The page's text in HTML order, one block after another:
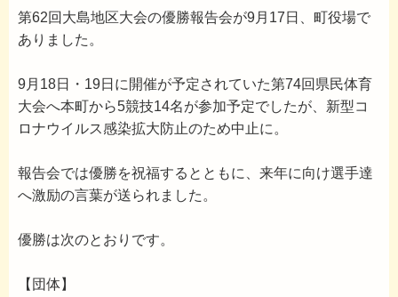
第62回大島地区大会の優勝報告会が9月17日、町役場で
ありました。
9月18日・19日に開催が予定されていた第74回県民体育
大会へ本町から5競技14名が参加予定でしたが、新型コ
ロナウイルス感染拡大防止のため中止に。
報告会では優勝を祝福するとともに、来年に向け選手達
へ激励の言葉が送られました。
優勝は次のとおりです。
【団体】